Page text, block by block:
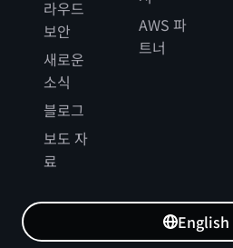
라우드
보안
새로운
소식
블로그
보도 자
료
AWS 파
트너
English